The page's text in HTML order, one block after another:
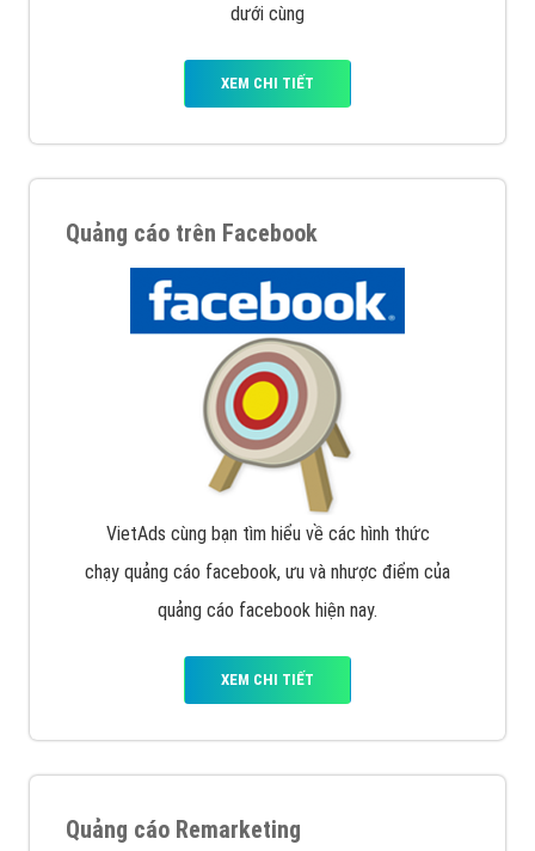
dưới cùng
XEM CHI TIẾT
Quảng cáo trên Facebook
VietAds cùng bạn tìm hiểu về các hình thức
chạy quảng cáo facebook, ưu và nhược điểm của
quảng cáo facebook hiện nay.
XEM CHI TIẾT
Quảng cáo Remarketing